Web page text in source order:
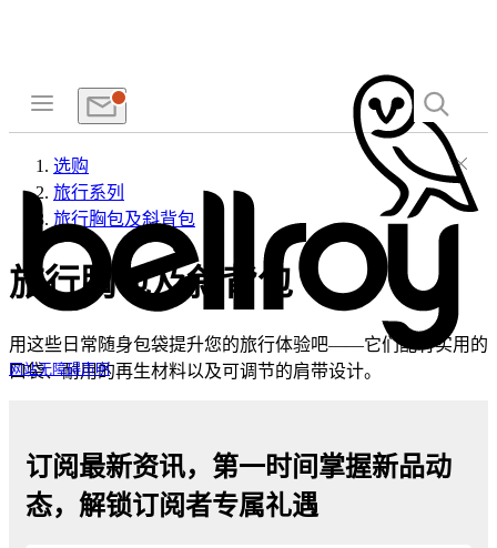
网站无障碍声明
选购
旅行系列
旅行胸包及斜背包
旅行胸包及斜背包
用这些日常随身包袋提升您的旅行体验吧——它们配有实用的
口袋、耐用的再生材料以及可调节的肩带设计。
订阅最新资讯，第一时间掌握新品动
态，解锁订阅者专属礼遇